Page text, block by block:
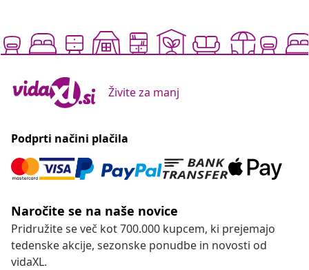
Živite za manj
Podprti načini plačila
Naročite se na naše novice
Pridružite se več kot 700.000 kupcem, ki prejemajo
tedenske akcije, sezonske ponudbe in novosti od
vidaXL.